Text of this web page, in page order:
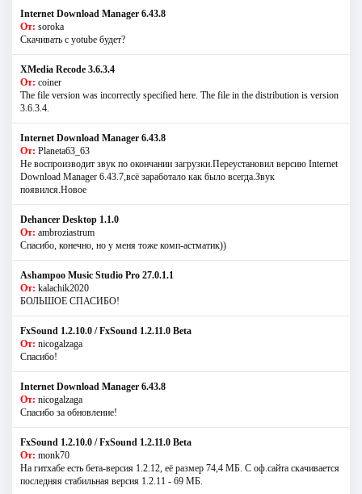
Internet Download Manager 6.43.8
От: soroka
Скачивать с yotube будет?
XMedia Recode 3.6.3.4
От: coiner
The file version was incorrectly specified here. The file in the distribution is version
3.6.3.4.
Internet Download Manager 6.43.8
От: Planeta63_63
Не воспроизводит звук по окончании загрузки.Переустановил версию Internet
Download Manager 6.43.7,всё заработало как было всегда.Звук
появился.Новое
Dehancer Desktop 1.1.0
От: ambroziastrum
Спасибо, конечно, но у меня тоже комп-астматик))
Ashampoo Music Studio Pro 27.0.1.1
От: kalachik2020
БОЛЬШОЕ СПАСИБО!
FxSound 1.2.10.0 / FxSound 1.2.11.0 Beta
От: nicogalzaga
Спасибо!
Internet Download Manager 6.43.8
От: nicogalzaga
Спасибо за обновление!
FxSound 1.2.10.0 / FxSound 1.2.11.0 Beta
От: monk70
На гитхабе есть бета-версия 1.2.12, её размер 74,4 МБ. С оф.сайта скачивается
последняя стабильная версия 1.2.11 - 69 МБ.